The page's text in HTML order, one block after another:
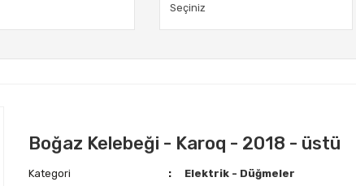
Boğaz Kelebeği - Karoq - 2018 - üstü
Kategori
Elektrik - Düğmeler